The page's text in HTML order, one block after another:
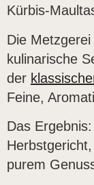
Kürbis-
Die
kulinarische
der
Feine,
Das
purem